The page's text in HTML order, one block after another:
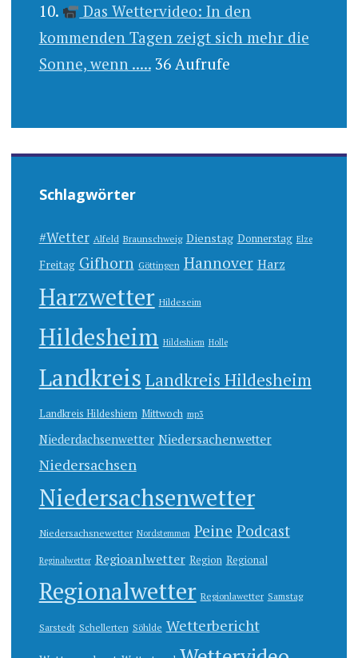
Das Wettervideo: In den
kommenden Tagen zeigt sich mehr die
Sonne, wenn ..... 36 Aufrufe
Schlagwörter
#Wetter Alfeld Braunschweig Dienstag Donnerstag Elze
Freitag Gifhorn Göttingen Hannover Harz
Harzwetter Hildeseim
Hildesheim Hildeshiem Holle
Landkreis Landkreis Hildesheim
Landkreis Hildeshiem Mittwoch mp3
Niederdachsenwetter Niedersachenwetter
Niedersachsen
Niedersachsenwetter
Niedersachsnewetter Nordstemmen Peine Podcast
Reginalwetter Regioanlwetter Region Regional
Regionalwetter Regionlawetter Samstag
Sarstedt Schellerten Söhlde Wetterbericht